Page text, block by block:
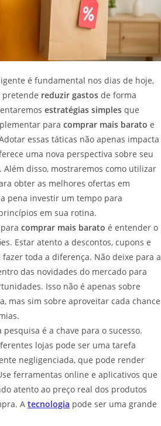
é fundamental nos dias de hoje,
pretende reduzir gastos de forma
estratégias simples que
para comprar mais barato e
essas táticas não apenas impacta
uma nova perspectiva sobre seu
disso, mostraremos como utilizar
obter as melhores ofertas em
pena investir um tempo para
em sua rotina.
comprar mais barato é entender o
Estar atento a descontos, cupons e
toda a diferença. Não deixe para a
das novidades do mercado para
Isso não é apenas sobre
mas sim sobre aproveitar cada chance
é a chave para o sucesso.
lojas pode ser uma tarefa
negligenciada, que pode render
ferramentas online e aplicativos que
atento ao preço real dos produtos
A tecnologia pode ser uma grande